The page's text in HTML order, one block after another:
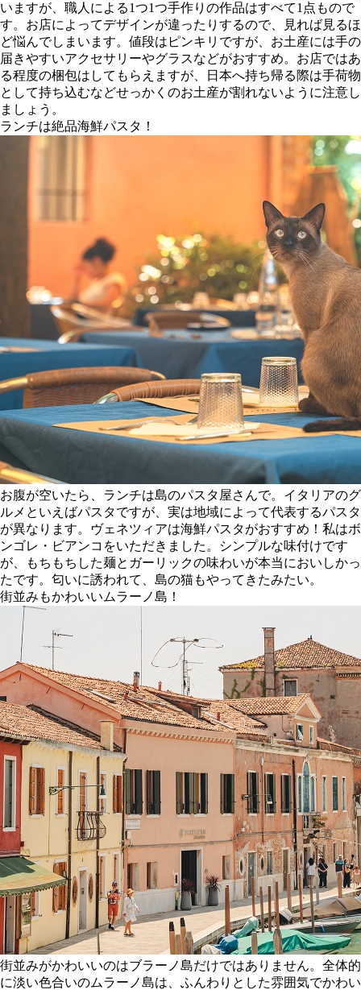
いますが、職人による1つ1つ手作りの作品はすべて1点もので
す。お店によってデザインが違ったりするので、見れば見るほ
ど悩んでしまいます。値段はピンキリですが、お土産には手の
届きやすいアクセサリーやグラスなどがおすすめ。お店ではあ
る程度の梱包はしてもらえますが、日本へ持ち帰る際は手荷物
として持ち込むなどせっかくのお土産が割れないように注意し
ましょう。
ランチは絶品海鮮パスタ！
お腹が空いたら、ランチは島のパスタ屋さんで。イタリアのグ
ルメといえばパスタですが、実は地域によって代表するパスタ
が異なります。ヴェネツィアは海鮮パスタがおすすめ！私はボ
ンゴレ・ビアンコをいただきました。シンプルな味付けです
が、もちもちした麺とガーリックの味わいが本当においしかっ
たです。匂いに誘われて、島の猫もやってきたみたい。
街並みもかわいいムラーノ島！
街並みがかわいいのはブラーノ島だけではありません。全体的
に淡い色合いのムラーノ島は、ふんわりとした雰囲気でかわい